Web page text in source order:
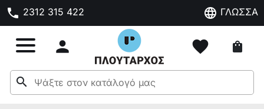
phone 2312 315 422 language ΓΛΩΣΣΑ
 favorite shopping_bag
search